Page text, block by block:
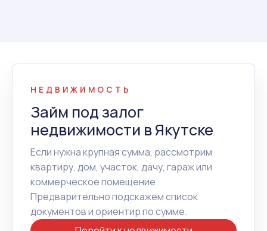
НЕДВИЖИМОСТЬ
Займ под залог
недвижимости в Якутске
Если нужна крупная сумма, рассмотрим
квартиру, дом, участок, дачу, гараж или
коммерческое помещение.
Предварительно подскажем список
документов и ориентир по сумме.